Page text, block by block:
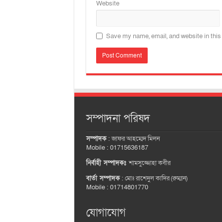
Website
Save my name, email, and website in
সম্পাদনা পরিষদ
সম্পাদক:জাফর আহম্মেদ মিলন
Mobile : 01715636187
নির্বাহী সম্পাদকঃশামসুজ্জোহা কবীর
বার্তা সম্পাদক: মোঃ রাশেদুল কাদির (রুম্মান)
Mobile : 01714801770
যোগাযোগ